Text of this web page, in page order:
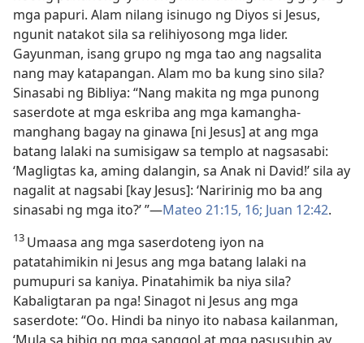
mga papuri. Alam nilang isinugo ng Diyos si Jesus,
ngunit natakot sila sa relihiyosong mga lider.
Gayunman, isang grupo ng mga tao ang nagsalita
nang may katapangan. Alam mo ba kung sino sila?
Sinasabi ng Bibliya: “Nang makita ng mga punong
saserdote at mga eskriba ang mga kamangha-
manghang bagay na ginawa [ni Jesus] at ang mga
batang lalaki na sumisigaw sa templo at nagsasabi:
‘Magligtas ka, aming dalangin, sa Anak ni David!’ sila ay
nagalit at nagsabi [kay Jesus]: ‘Naririnig mo ba ang
sinasabi ng mga ito?’ ”​—Mateo 21:15, 16; Juan 12:42.
13 Umaasa ang mga saserdoteng iyon na
patatahimikin ni Jesus ang mga batang lalaki na
pumupuri sa kaniya. Pinatahimik ba niya sila?
Kabaligtaran pa nga! Sinagot ni Jesus ang mga
saserdote: “Oo. Hindi ba ninyo ito nabasa kailanman,